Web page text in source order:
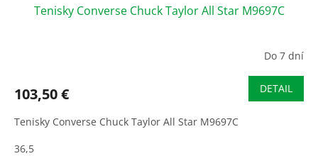
Tenisky Converse Chuck Taylor All Star M9697C
Do 7 dní
103,50 € DETAIL
Tenisky Converse Chuck Taylor All Star M9697C
36,5